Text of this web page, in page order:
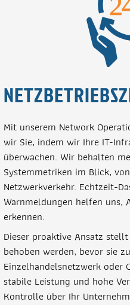
Mit unserem Network
wir Sie, indem wir Ihre IT-
überwachen. Wir behalten
Systemmetriken im Blick,
Netzwerkverkehr. Echtzeit-
Warnmeldungen helfen
erkennen.
Dieser proaktive Ansatz
behoben werden, bevor sie
Einzelhandelsnetzwerk
stabile Leistung und hohe
Kontrolle über Ihr